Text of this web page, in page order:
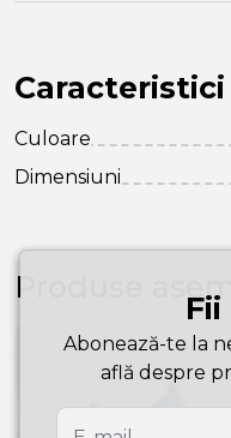
Caracteristici
Culoare
Dimensiuni
Produse
Abonează-te la
află despre